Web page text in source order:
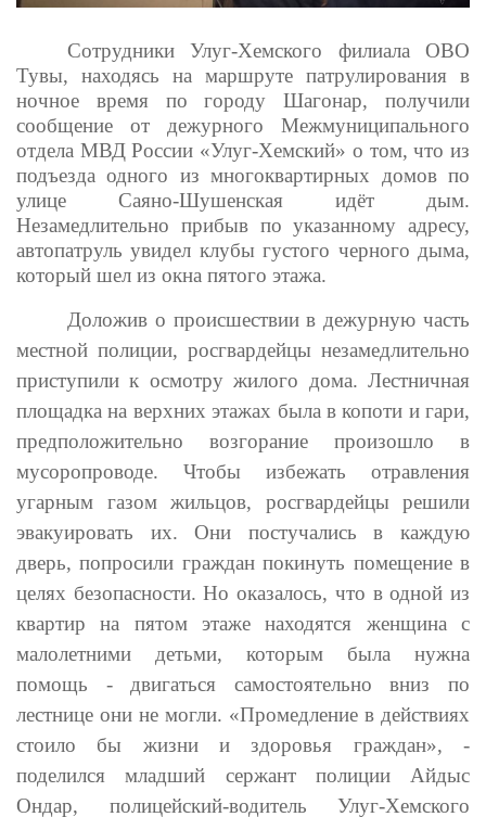
Сотрудники Улуг-Хемского филиала ОВО
Тувы, находясь на маршруте патрулирования в
ночное время по городу Шагонар, получили
сообщение от дежурного Межмуниципального
отдела МВД России «Улуг-Хемский» о том, что из
подъезда одного из многоквартирных домов по
улице Саяно-Шушенская идёт дым.
Незамедлительно прибыв по указанному адресу,
автопатруль увидел клубы густого черного дыма,
который шел из окна пятого этажа.
Доложив о происшествии в дежурную часть
местной полиции, росгвардейцы незамедлительно
приступили к осмотру жилого дома. Лестничная
площадка на верхних этажах была в копоти и гари,
предположительно возгорание произошло в
мусоропроводе. Чтобы избежать отравления
угарным газом жильцов, росгвардейцы решили
эвакуировать их. Они постучались в каждую
дверь, попросили граждан покинуть помещение в
целях безопасности. Но оказалось, что в одной из
квартир на пятом этаже находятся женщина с
малолетними детьми, которым была нужна
помощь - двигаться самостоятельно вниз по
лестнице они не могли. «Промедление в действиях
стоило бы жизни и здоровья граждан», -
поделился младший сержант полиции Айдыс
Ондар, полицейский-водитель Улуг-Хемского